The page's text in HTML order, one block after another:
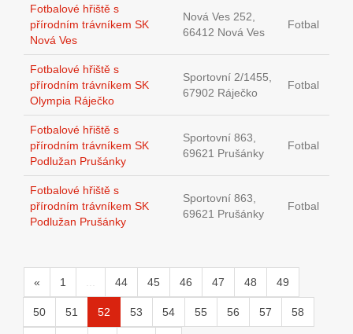
Fotbalové hřiště s
přírodním trávníkem SK
Nová Ves
Nová Ves 252,
66412 Nová Ves
Fotbal
Fotbalové hřiště s
přírodním trávníkem SK
Olympia Ráječko
Sportovní 2/1455,
67902 Ráječko
Fotbal
Fotbalové hřiště s
přírodním trávníkem SK
Podlužan Prušánky
Sportovní 863,
69621 Prušánky
Fotbal
Fotbalové hřiště s
přírodním trávníkem SK
Podlužan Prušánky
Sportovní 863,
69621 Prušánky
Fotbal
« 1 ... 44 45 46 47 48 49
50 51 52 53 54 55 56 57 58